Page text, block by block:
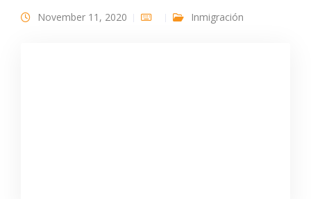
November 11, 2020 Inmigración